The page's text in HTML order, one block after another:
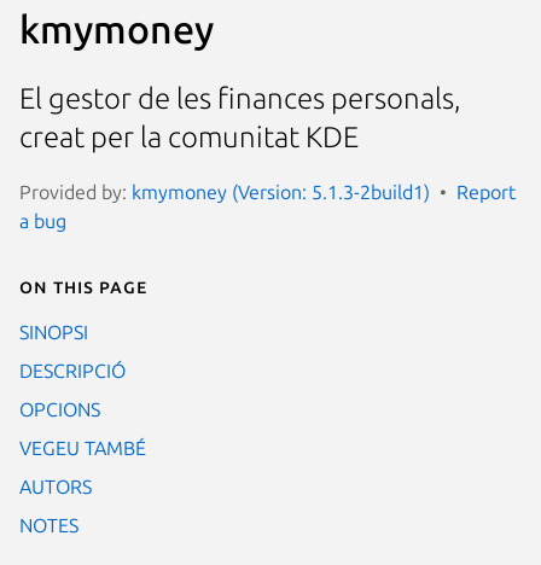
kmymoney
El gestor de les finances personals,
creat per la comunitat KDE
Provided by: kmymoney (Version: 5.1.3-2build1)
Report
a bug
On this page
SINOPSI
DESCRIPCIÓ
OPCIONS
VEGEU TAMBÉ
AUTORS
NOTES